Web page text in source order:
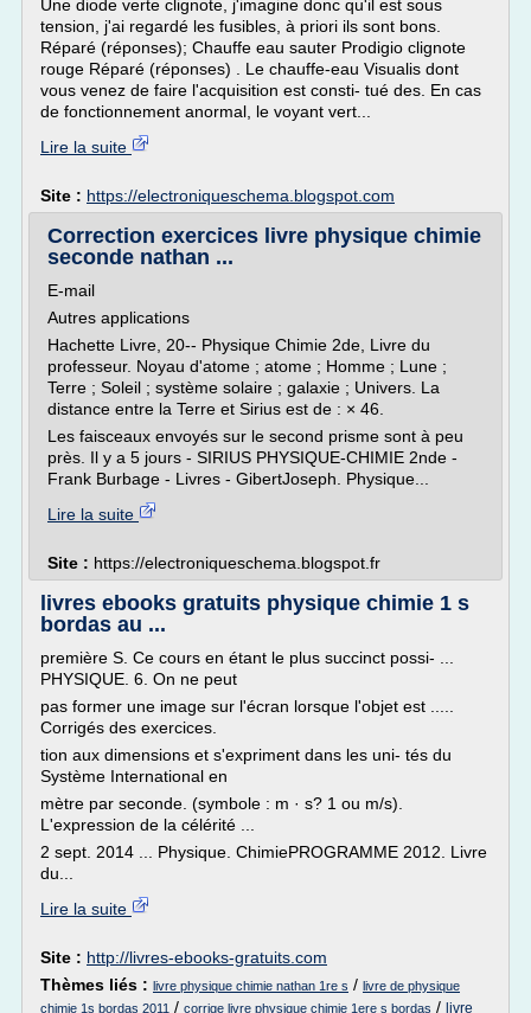
Une diode verte clignote, j'imagine donc qu'il est sous
tension, j'ai regardé les fusibles, à priori ils sont bons.
Réparé (réponses); Chauffe eau sauter Prodigio clignote
rouge Réparé (réponses) . Le chauffe-eau Visualis dont
vous venez de faire l'acquisition est consti- tué des. En cas
de fonctionnement anormal, le voyant vert...
Lire la suite
Site : https://electroniqueschema.blogspot.com
Correction exercices livre physique chimie
seconde nathan ...
E-mail
Autres applications
Hachette Livre, 20-- Physique Chimie 2de, Livre du
professeur. Noyau d'atome ; atome ; Homme ; Lune ;
Terre ; Soleil ; système solaire ; galaxie ; Univers. La
distance entre la Terre et Sirius est de : × 46.
Les faisceaux envoyés sur le second prisme sont à peu
près. Il y a 5 jours - SIRIUS PHYSIQUE-CHIMIE 2nde -
Frank Burbage - Livres - GibertJoseph. Physique...
Lire la suite
Site : https://electroniqueschema.blogspot.fr
livres ebooks gratuits physique chimie 1 s
bordas au ...
première S. Ce cours en étant le plus succinct possi- ...
PHYSIQUE. 6. On ne peut
pas former une image sur l'écran lorsque l'objet est .....
Corrigés des exercices.
tion aux dimensions et s'expriment dans les uni- tés du
Système International en
mètre par seconde. (symbole : m · s? 1 ou m/s).
L'expression de la célérité ...
2 sept. 2014 ... Physique. ChimiePROGRAMME 2012. Livre
du...
Lire la suite
Site : http://livres-ebooks-gratuits.com
Thèmes liés : livre physique chimie nathan 1re s / livre de physique
chimie 1s bordas 2011 / corrige livre physique chimie 1ere s bordas / livre